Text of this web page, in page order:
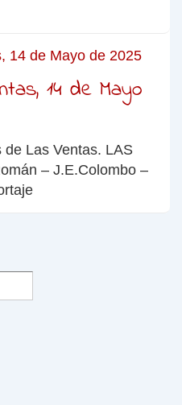
14 de Mayo
de Las Ventas. LAS
– J.E.Colombo –